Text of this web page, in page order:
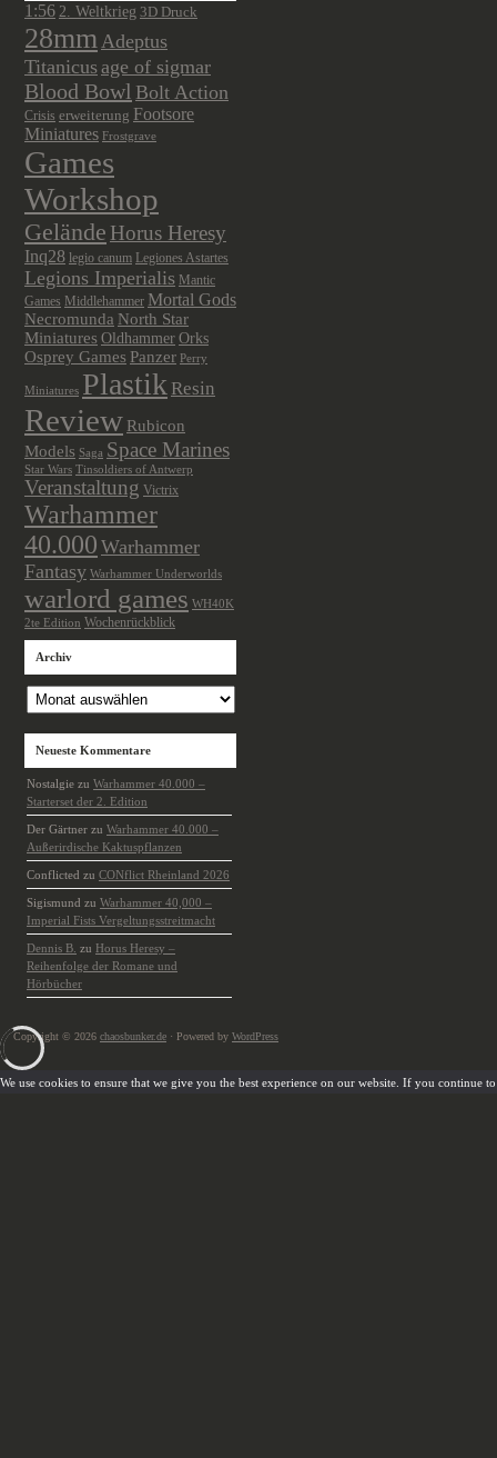
1:56 2. Weltkrieg 3D Druck
28mmAdeptus
Titanicusage of sigmar
Blood Bowl Bolt Action
Crisis erweiterung Footsore
Miniatures Frostgrave
Games
Workshop
Gelände Horus Heresy
Inq28 legio canum Legiones Astartes
Legions Imperialis Mantic
Games Middlehammer Mortal Gods
Necromunda North Star
Miniatures Oldhammer Orks
Osprey Games Panzer Perry
Miniatures Plastik Resin
Review Rubicon
Models Saga Space Marines
Star Wars Tinsoldiers of Antwerp
Veranstaltung Victrix
Warhammer
40.000 Warhammer
Fantasy Warhammer Underworlds
warlord games WH40K
2te Edition Wochenrückblick
Archiv
Neueste Kommentare
Nostalgie zu Warhammer 40.000 –
Starterset der 2. Edition
Der Gärtner zu Warhammer 40.000 –
Außerirdische Kaktuspflanzen
Conflicted zu CONflict Rheinland 2026
Sigismund zu Warhammer 40,000 –
Imperial Fists Vergeltungsstreitmacht
Dennis B. zu Horus Heresy –
Reihenfolge der Romane und
Hörbücher
Copyright © 2026 chaosbunker.de · Powered by WordPress
We use cookies to ensure that we give you the best experience on our website. If you continue